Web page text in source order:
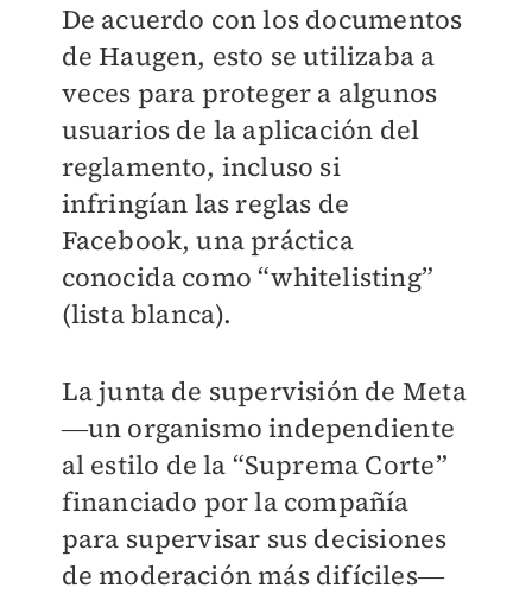
De acuerdo con los documentos
de Haugen, esto se utilizaba a
veces para proteger a algunos
usuarios de la aplicación del
reglamento, incluso si
infringían las reglas de
Facebook, una práctica
conocida como “whitelisting”
(lista blanca).
La junta de supervisión de Meta
―un organismo independiente
al estilo de la “Suprema Corte”
financiado por la compañía
para supervisar sus decisiones
de moderación más difíciles―